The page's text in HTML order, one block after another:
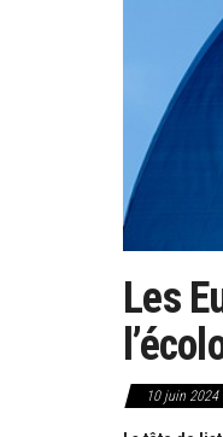
Les
10 juin 2024